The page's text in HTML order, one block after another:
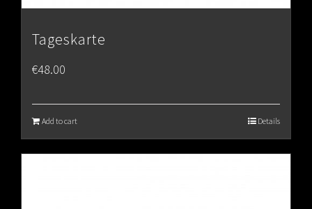
Tageskarte
€48.00
Add to cart Details